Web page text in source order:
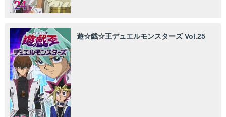
遊☆戯☆王デュエルモンスターズ Vol.25